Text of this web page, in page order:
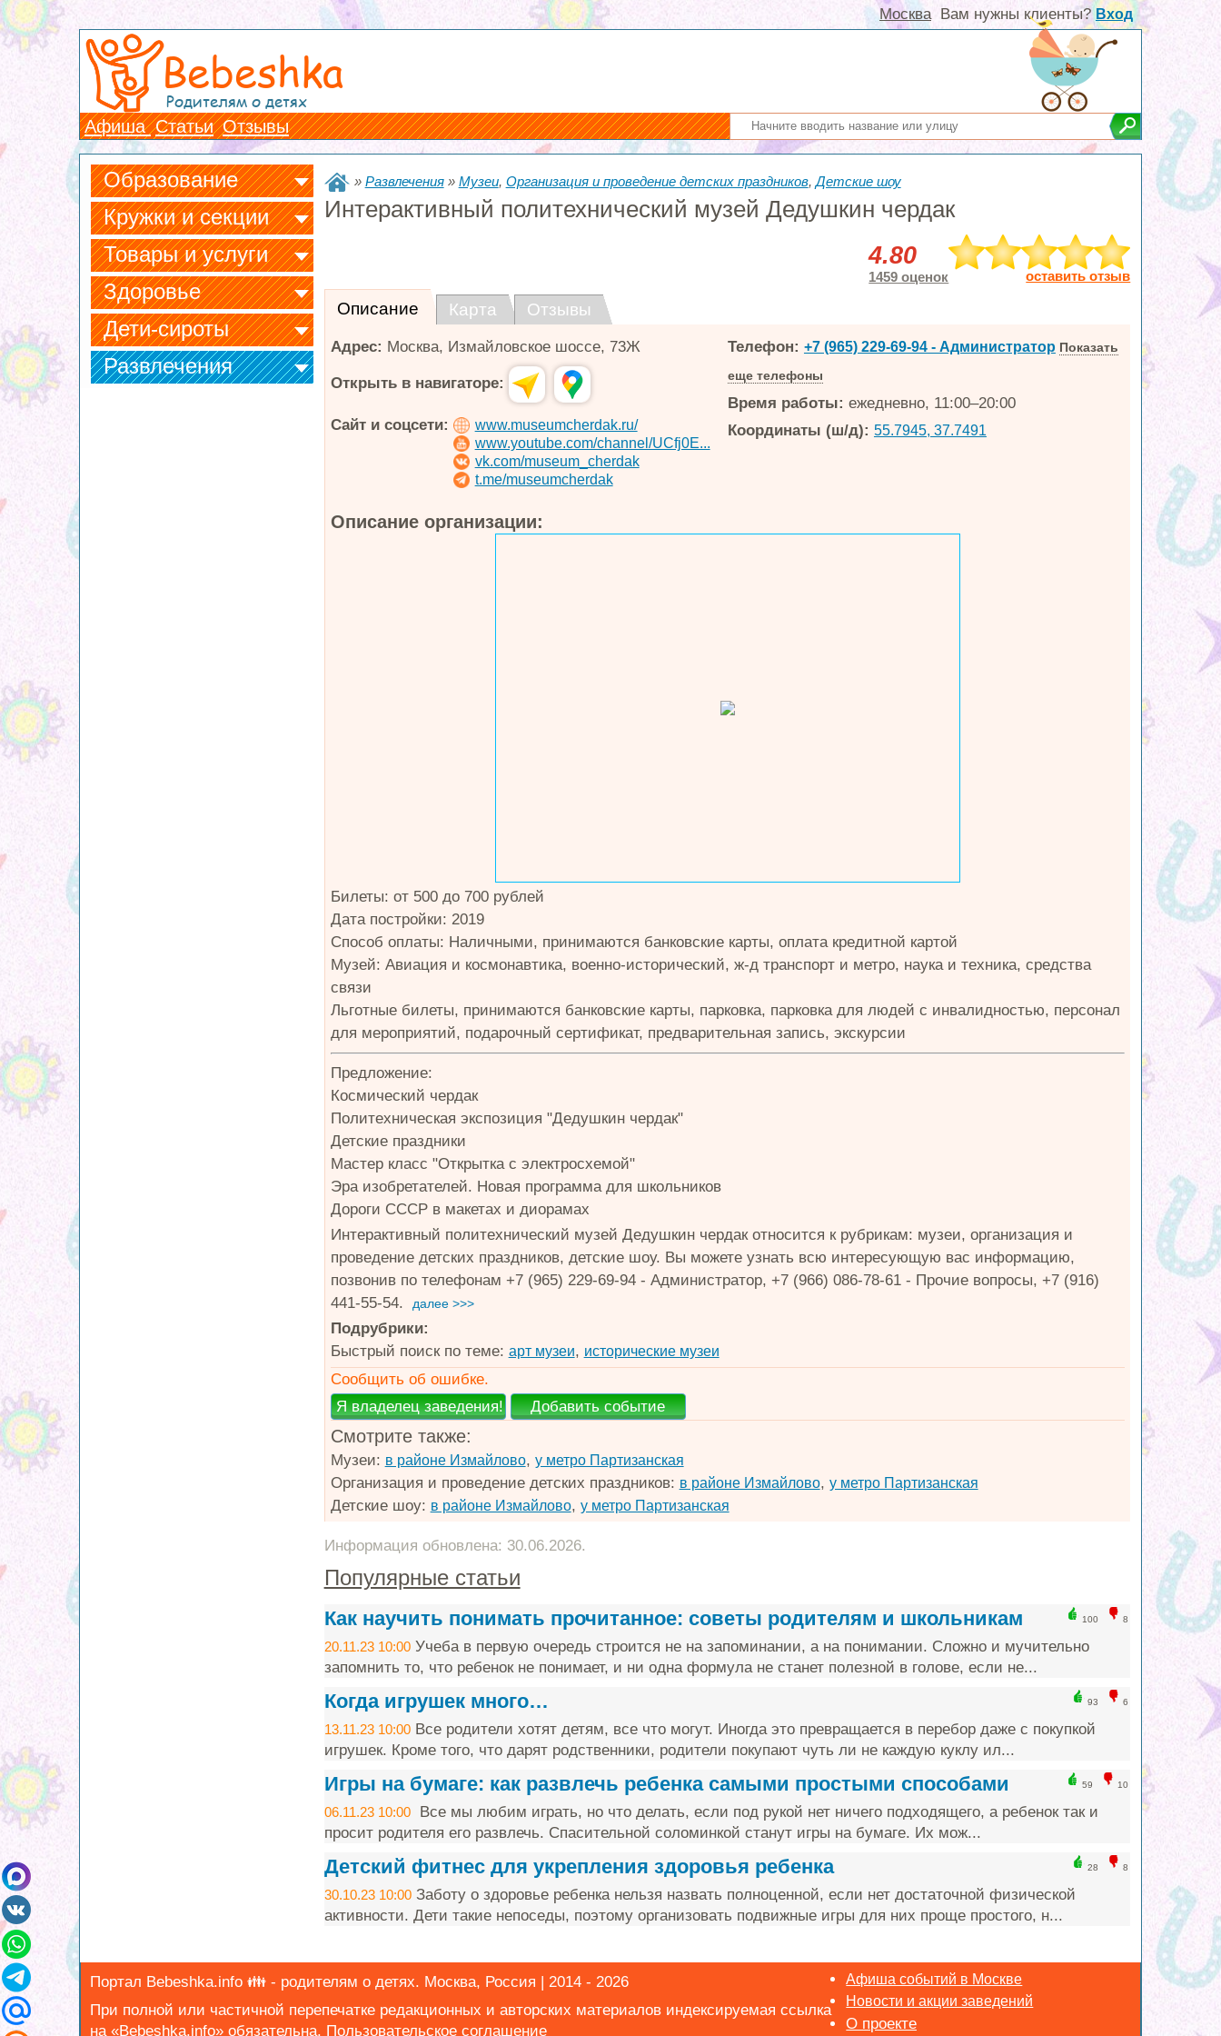
Вам нужны клиенты? Вход
Москва
Bebeshka
Родителям о детях
Афиша Статьи Отзывы
Образование
Кружки и секции
Товары и услуги
Здоровье
Дети-сироты
Развлечения
» Развлечения» Музеи, Организация и проведение детских праздников,Детские шоу
Интерактивный политехнический музей Дедушкин чердак
4.80
1459 оценок оставить отзыв
Описание Карта Отзывы
Адрес: Москва, Измайловское шоссе, 73Ж
Открыть в навигаторе:
Сайт и соцсети:
www.museumcherdak.ru/
www.youtube.com/channel/UCfj0E...
vk.com/museum_cherdak
t.me/museumcherdak
Телефон: +7 (965) 229-69-94 - Администратор Показать
еще телефоны
Время работы: ежедневно, 11:00–20:00
Координаты (ш/д): 55.7945, 37.7491
Описание организации:
Билеты: от 500 до 700 рублей
Дата постройки: 2019
Способ оплаты: Наличными, принимаются банковские карты, оплата кредитной картой
Музей: Авиация и космонавтика, военно-исторический, ж-д транспорт и метро, наука и техника, средства
связи
Льготные билеты, принимаются банковские карты, парковка, парковка для людей с инвалидностью, персонал
для мероприятий, подарочный сертификат, предварительная запись, экскурсии
Предложение:
Космический чердак
Политехническая экспозиция "Дедушкин чердак"
Детские праздники
Мастер класс "Открытка с электросхемой"
Эра изобретателей. Новая программа для школьников
Дороги СССР в макетах и диорамах
Интерактивный политехнический музей Дедушкин чердак относится к рубрикам: музеи, организация и
проведение детских праздников, детские шоу. Вы можете узнать всю интересующую вас информацию,
позвонив по телефонам +7 (965) 229-69-94 - Администратор, +7 (966) 086-78-61 - Прочие вопросы, +7 (916)
441-55-54.
далее >>>
Подрубрики:
Быстрый поиск по теме: арт музеи, исторические музеи
Сообщить об ошибке.
Смотрите также:
Музеи: в районе Измайлово, у метро Партизанская
Организация и проведение детских праздников: в районе Измайлово, у метро Партизанская
Детские шоу: в районе Измайлово, у метро Партизанская
Информация обновлена: 30.06.2026.
Популярные статьи
100 8
Как научить понимать прочитанное: советы родителям и школьникам
20.11.23 10:00Учеба в первую очередь строится не на запоминании, а на понимании. Сложно и мучительно
запомнить то, что ребенок не понимает, и ни одна формула не станет полезной в голове, если не...
93 6
Когда игрушек много…
13.11.23 10:00Все родители хотят детям, все что могут. Иногда это превращается в перебор даже с покупкой
игрушек. Кроме того, что дарят родственники, родители покупают чуть ли не каждую куклу ил...
59 10
Игры на бумаге: как развлечь ребенка самыми простыми способами
06.11.23 10:00Все мы любим играть, но что делать, если под рукой нет ничего подходящего, а ребенок так и
просит родителя его развлечь. Спасительной соломинкой станут игры на бумаге. Их мож...
28 8
Детский фитнес для укрепления здоровья ребенка
30.10.23 10:00Заботу о здоровье ребенка нельзя назвать полноценной, если нет достаточной физической
активности. Дети такие непоседы, поэтому организовать подвижные игры для них проще простого, н...
Портал Bebeshka.info 👪 - родителям о детях. Москва, Россия | 2014 - 2026
При полной или частичной перепечатке редакционных и авторских материалов индексируемая ссылка
на «Bebeshka.info» обязательна.
Афиша событий в Москве
Новости и акции заведений